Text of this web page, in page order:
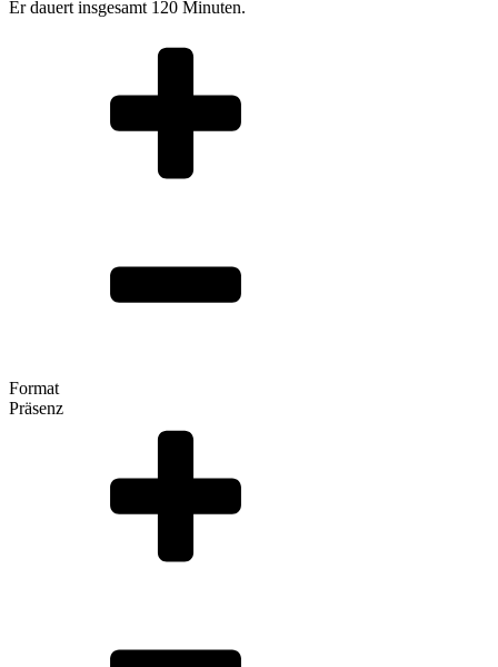
Er dauert insgesamt 120 Minuten.
Format
Präsenz